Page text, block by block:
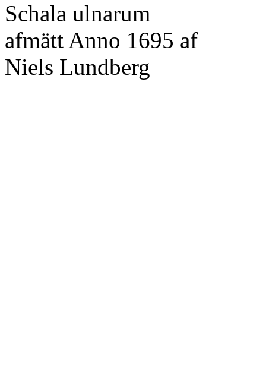
Schala ulnarum
afmätt Anno 1695 af
Niels Lundberg